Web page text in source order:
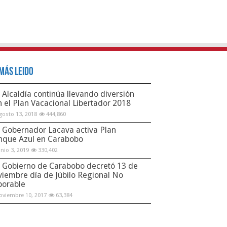
Leido
Alcaldía continúa llevando diversión
el Plan Vacacional Libertador 2018
13, 2018 444,860
Gobernador Lacava activa Plan
Azul en Carabobo
3, 2019 330,402
Gobierno de Carabobo decretó 13 de
día de Júbilo Regional No
10, 2017 63,384